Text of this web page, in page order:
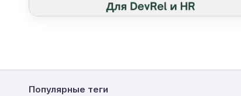
Популярные теги